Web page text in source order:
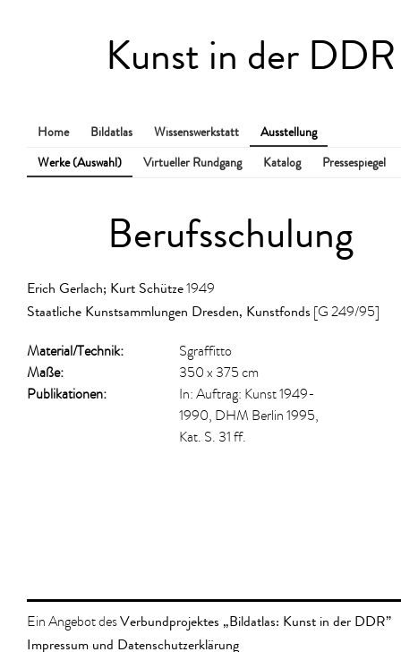
Kunst in der DDR
Home Bildatlas Wissenswerkstatt
Ausstellung
Werke (Auswahl)
Virtueller Rundgang Katalog Pressespiegel
Berufsschulung
Erich Gerlach; Kurt Schütze1949
Staatliche Kunstsammlungen Dresden, Kunstfonds [G 249/95]
Material/​Technik:
Sgraffitto
Maße:
350 x 375 cm
Publikationen:
In: Auftrag: Kunst 1949-
1990, DHM Berlin 1995,
Kat. S. 31 ff.
Ein Angebot desVerbundprojektes „Bildatlas: Kunst in der DDR”
Impressum und Datenschutzerklärung